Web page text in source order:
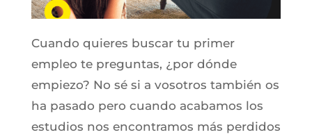
Cuando quieres buscar tu primer
empleo te preguntas, ¿por dónde
empiezo? No sé si a vosotros también os
ha pasado pero cuando acabamos los
estudios nos encontramos más perdidos